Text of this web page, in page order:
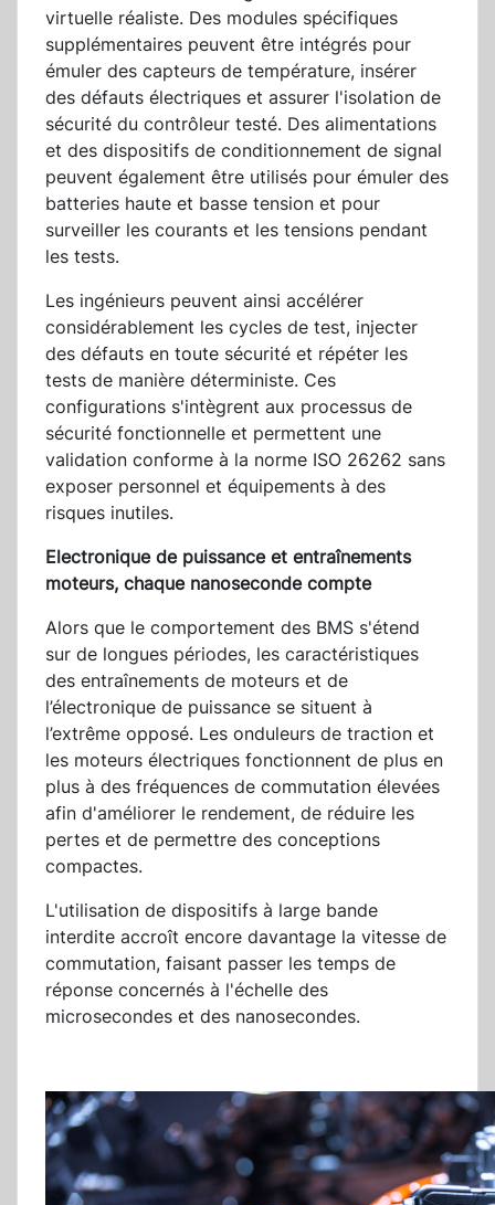
virtuelle réaliste. Des modules spécifiques
supplémentaires peuvent être intégrés pour
émuler des capteurs de température, insérer
des défauts électriques et assurer l'isolation de
sécurité du contrôleur testé. Des alimentations
et des dispositifs de conditionnement de signal
peuvent également être utilisés pour émuler des
batteries haute et basse tension et pour
surveiller les courants et les tensions pendant
les tests.
Les ingénieurs peuvent ainsi accélérer
considérablement les cycles de test, injecter
des défauts en toute sécurité et répéter les
tests de manière déterministe. Ces
configurations s'intègrent aux processus de
sécurité fonctionnelle et permettent une
validation conforme à la norme ISO 26262 sans
exposer personnel et équipements à des
risques inutiles.
Electronique de puissance et entraînements
moteurs, chaque nanoseconde compte
Alors que le comportement des BMS s'étend
sur de longues périodes, les caractéristiques
des entraînements de moteurs et de
l’électronique de puissance se situent à
l’extrême opposé. Les onduleurs de traction et
les moteurs électriques fonctionnent de plus en
plus à des fréquences de commutation élevées
afin d'améliorer le rendement, de réduire les
pertes et de permettre des conceptions
compactes.
L'utilisation de dispositifs à large bande
interdite accroît encore davantage la vitesse de
commutation, faisant passer les temps de
réponse concernés à l'échelle des
microsecondes et des nanosecondes.